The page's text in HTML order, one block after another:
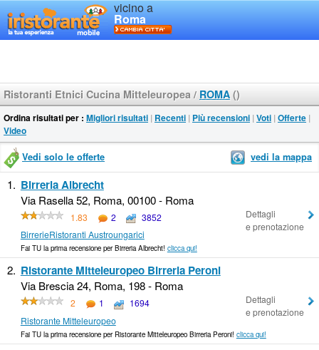
vicino a
Roma
Ristoranti Etnici Cucina Mitteleuropea / ROMA ()
Ordina risultati per : Migliori risultati | Recenti | Più recensioni | Voti | Offerte |
Video
Vedi solo le offerte vedi la mappa
1. Birreria Albrecht
Via Rasella 52, Roma, 00100 - Roma
1.83 2
3852
BirrerieRistoranti Austroungarici
Dettagli
e prenotazione
Fai TU la prima recensione per Birreria Albrecht! clicca qui!
2. Ristorante Mitteleuropeo Birreria Peroni
Via Brescia 24, Roma, 198 - Roma
2 1
1694
Ristorante Mitteleuropeo
Dettagli
e prenotazione
Fai TU la prima recensione per Ristorante Mitteleuropeo Birreria Peroni! clicca qui!